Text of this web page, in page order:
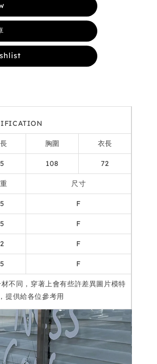
胸圍 衣長
108 72
尺寸
F
F
F
F
不同，穿著上會有些許差異圖片模特
供給各位參考用